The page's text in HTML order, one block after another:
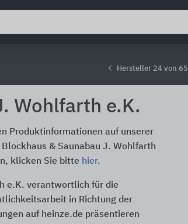
Hersteller 24 von 65
Wohlfarth e.K.
Produktinformationen auf unserer
& Saunabau J. Wohlfarth
klicken Sie bitte hier.
e.K. verantwortlich für die
in Richtung der
auf heinze.de präsentieren